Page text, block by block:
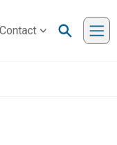
Contact